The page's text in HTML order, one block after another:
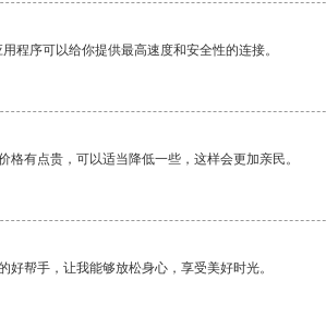
程序可以给你提供最高速度和安全性的连接。
格有点贵，可以适当降低一些，这样会更加亲民。
好帮手，让我能够放松身心，享受美好时光。